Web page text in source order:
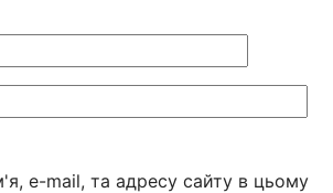
e-mail, та адресу сайту в цьому